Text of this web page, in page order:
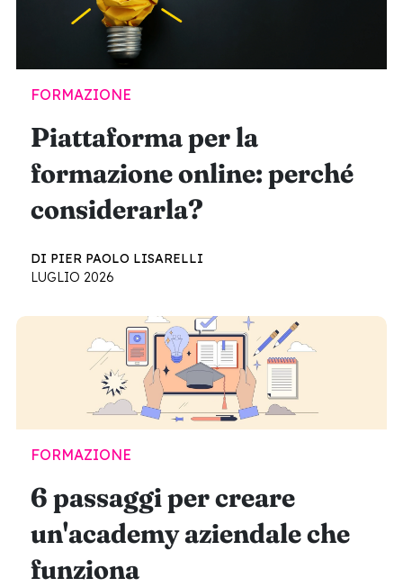
FORMAZIONE
Piattaforma per la
formazione online: perché
considerarla?
DI PIER PAOLO LISARELLI
LUGLIO 2026
FORMAZIONE
6 passaggi per creare
un'academy aziendale che
funziona